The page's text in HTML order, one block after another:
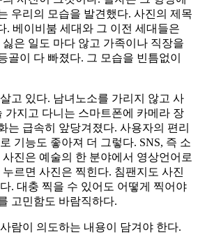
우리의 모습을 발견했다. 사진의 제목
. 베이비붐 세대와 그 이전 세대들은
은 일도 마다 않고 가족이나 직장을
골이 다 빠졌다. 그 모습을 빈틈없이
고 있다. 남녀노소를 가리지 않고 사
가지고 다니는 스마트폰에 카메라 장
는 급속히 앞당겨졌다. 사용자의 편리
기능도 좋아져 더 그렇다. SNS, 즉 소
진은 예술의 한 분야에서 영상언어로
르면 사진은 찍힌다. 침팬지도 사진
. 대충 찍을 수 있어도 어떻게 찍어야
고민함도 바람직하다.
람이 의도하는 내용이 담겨야 한다.